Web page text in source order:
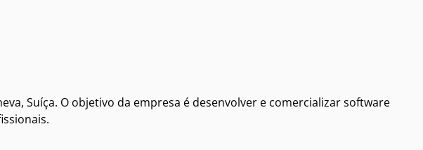
Suíça. O objetivo da empresa é desenvolver e comercializar software